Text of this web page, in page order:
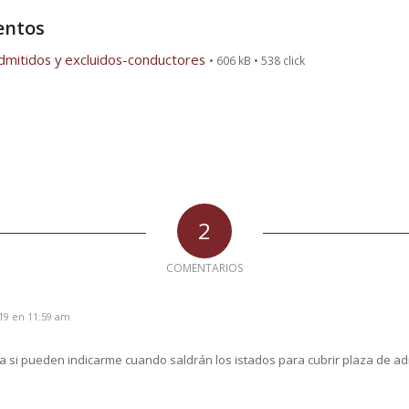
y excluidos-conductores • 606 kB • 538 click
2
COMENTARIOS
en 11:59 am
si pueden indicarme cuando saldrán los istados para cubrir plaza de